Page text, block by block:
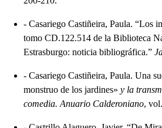
- Casariego Castiñeira, Paula. “Los
tomo CD.122.514 de la Biblioteca
Estrasburgo: noticia bibliográfica.”
- Casariego Castiñeira, Paula. Una
monstruo de los jardines» y la
comedia. Anuario Calderoniano,